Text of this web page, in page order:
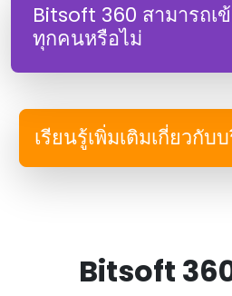
Bitsoft 360 สามารถเ
ทุกคนหรือไม่
เรียนรู้เพิ่มเติมเกี่ยวกั
Bitsoft